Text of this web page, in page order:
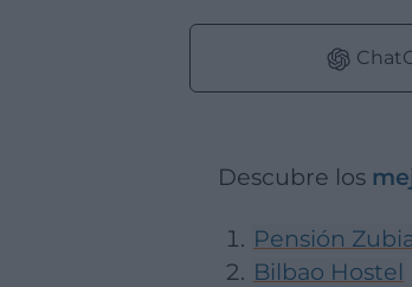
Descubre los
Pensión
Bilbao Hostel